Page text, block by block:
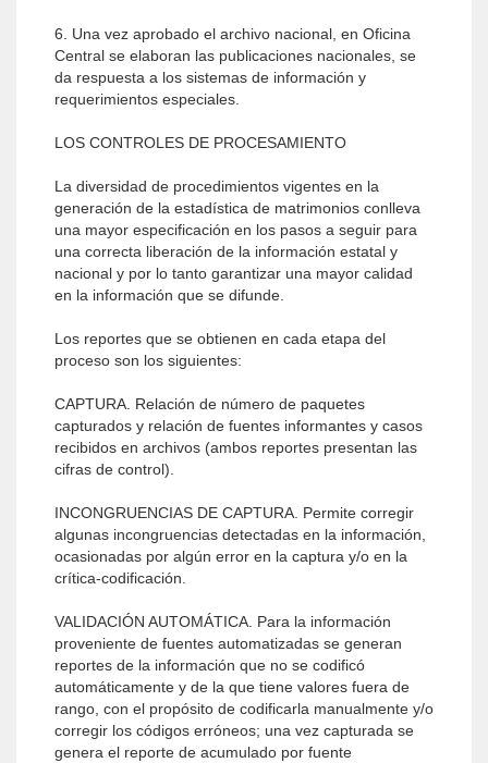
6. Una vez aprobado el archivo nacional, en Oficina
Central se elaboran las publicaciones nacionales, se
da respuesta a los sistemas de información y
requerimientos especiales.
LOS CONTROLES DE PROCESAMIENTO
La diversidad de procedimientos vigentes en la
generación de la estadística de matrimonios conlleva
una mayor especificación en los pasos a seguir para
una correcta liberación de la información estatal y
nacional y por lo tanto garantizar una mayor calidad
en la información que se difunde.
Los reportes que se obtienen en cada etapa del
proceso son los siguientes:
CAPTURA. Relación de número de paquetes
capturados y relación de fuentes informantes y casos
recibidos en archivos (ambos reportes presentan las
cifras de control).
INCONGRUENCIAS DE CAPTURA. Permite corregir
algunas incongruencias detectadas en la información,
ocasionadas por algún error en la captura y/o en la
crítica-codificación.
VALIDACIÓN AUTOMÁTICA. Para la información
proveniente de fuentes automatizadas se generan
reportes de la información que no se codificó
automáticamente y de la que tiene valores fuera de
rango, con el propósito de codificarla manualmente y/o
corregir los códigos erróneos; una vez capturada se
genera el reporte de acumulado por fuente